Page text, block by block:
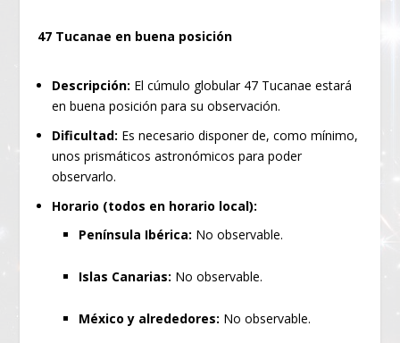
47 Tucanae en buena posición
Descripción: El cúmulo globular 47 Tucanae estará
en buena posición para su observación.
Dificultad: Es necesario disponer de, como mínimo,
unos prismáticos astronómicos para poder
observarlo.
Horario (todos en horario local):
Península Ibérica: No observable.
Islas Canarias: No observable.
México y alrededores: No observable.